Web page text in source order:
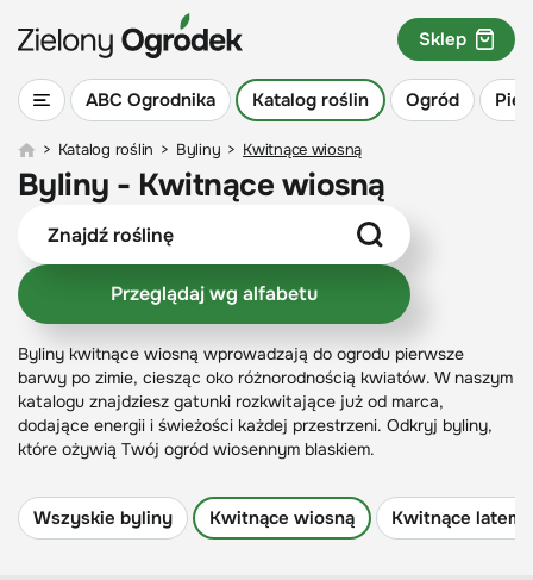
ABC Ogrodnika Katalog roślin Ogród
Sklep
> Katalog roślin > Byliny > Kwitnące wiosną
Byliny - Kwitnące wiosną
Przeglądaj wg alfabetu
Byliny kwitnące wiosną wprowadzają do ogrodu pierwsze
barwy po zimie, ciesząc oko różnorodnością kwiatów. W naszym
katalogu znajdziesz gatunki rozkwitające już od marca,
dodające energii i świeżości każdej przestrzeni. Odkryj byliny,
które ożywią Twój ogród wiosennym blaskiem.
Wszyskie byliny Kwitnące wiosną Kwitnące latem